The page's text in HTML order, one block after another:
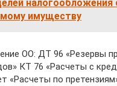
налогообложения
имуществу
ОО: ДТ 96 «Резервы
КТ 76 «Расчеты с
«Расчеты по